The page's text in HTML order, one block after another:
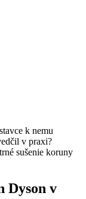
k nemu
v praxi?
sušenie koruny
Dyson v